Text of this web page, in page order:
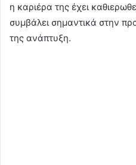
η καριέρα της έχει
συμβάλει σημαντικά στην
της ανάπτυξη.